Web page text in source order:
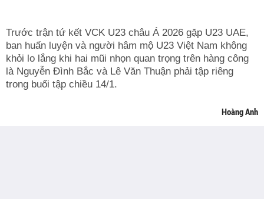
Trước trận tứ kết VCK U23 châu Á 2026 gặp U23 UAE,
ban huấn luyện và người hâm mộ U23 Việt Nam không
khỏi lo lắng khi hai mũi nhọn quan trọng trên hàng công
là Nguyễn Đình Bắc và Lê Văn Thuận phải tập riêng
trong buổi tập chiều 14/1.
Hoàng Anh